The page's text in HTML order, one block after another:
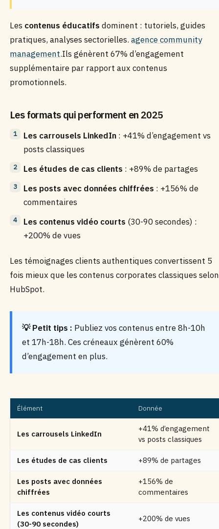
Les contenus éducatifs dominent : tutoriels, guides
pratiques, analyses sectorielles. agence community
management.Ils génèrent 67% d’engagement
supplémentaire par rapport aux contenus
promotionnels.
Les formats qui performent en 2025
Les carrousels LinkedIn : +41% d’engagement vs
posts classiques
Les études de cas clients : +89% de partages
Les posts avec données chiffrées : +156% de
commentaires
Les contenus vidéo courts (30-90 secondes) :
+200% de vues
Les témoignages clients authentiques convertissent 5
fois mieux que les contenus corporates classiques selon
HubSpot.
💡 Petit tips : Publiez vos contenus entre 8h-10h
et 17h-18h. Ces créneaux génèrent 60%
d’engagement en plus.
Élément Donnée
Les carrousels LinkedIn
+41% d’engagement
vs posts classiques
Les études de cas clients +89% de partages
Les posts avec données
chiffrées
+156% de
commentaires
Les contenus vidéo courts
(30-90 secondes)
+200% de vues